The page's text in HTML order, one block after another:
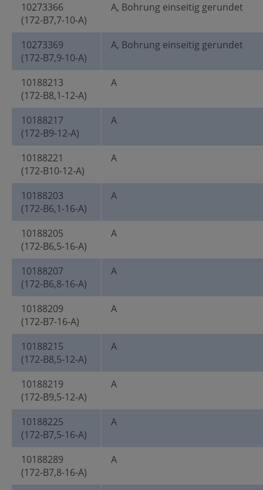
10273366
(172-B7,7-10-A)
A, Bohrung einseitig gerundet
10273369
(172-B7,9-10-A)
A, Bohrung einseitig gerundet
10188213
(172-B8,1-12-A)
A
10188217
(172-B9-12-A)
A
10188221
(172-B10-12-A)
A
10188203
(172-B6,1-16-A)
A
10188205
(172-B6,5-16-A)
A
10188207
(172-B6,8-16-A)
A
10188209
(172-B7-16-A)
A
10188215
(172-B8,5-12-A)
A
10188219
(172-B9,5-12-A)
A
10188225
(172-B7,5-16-A)
A
10188289
(172-B7,8-16-A)
A